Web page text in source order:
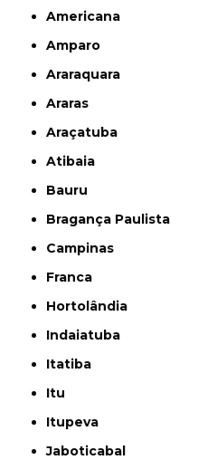
Americana
Amparo
Araraquara
Araras
Araçatuba
Atibaia
Bauru
Bragança Paulista
Campinas
Franca
Hortolândia
Indaiatuba
Itatiba
Itu
Itupeva
Jaboticabal